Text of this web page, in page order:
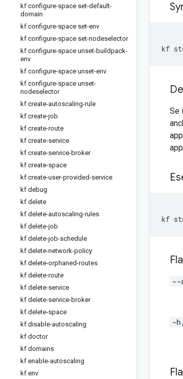
kf configure-space set-default-
domain
kf configure-space set-env
kf configure-space set-nodeselector
kf configure-space unset-buildpack-
env
kf configure-space unset-env
kf configure-space unset-
nodeselector
kf create-autoscaling-rule
kf create-job
kf create-route
kf create-service
kf create-service-broker
kf create-space
kf create-user-provided-service
kf debug
kf delete
kf delete-autoscaling-rules
kf delete-job
kf delete-job-schedule
kf delete-network-policy
kf delete-orphaned-routes
kf delete-route
kf delete-service
kf delete-service-broker
kf delete-space
kf disable-autoscaling
kf doctor
kf domains
kf enable-autoscaling
kf env
kf
Se
kf
--
-